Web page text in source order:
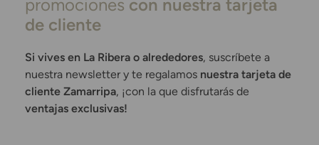
promociones con nuestra tarjeta
de cliente
Si vives en La Ribera o alrededores, suscríbete a
nuestra newsletter y te regalamos nuestra tarjeta de
cliente Zamarripa, ¡con la que disfrutarás de
ventajas exclusivas!